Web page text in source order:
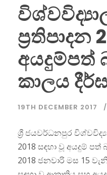
ප්‍රතිපාදන
අයදුම්පත්
කාලය
19TH DECEMBER 2017
ශ්‍රී ජයවර්ධනපුර
2018 සඳහා වූ අයදුම්
2018 ජනවාරි මස 15